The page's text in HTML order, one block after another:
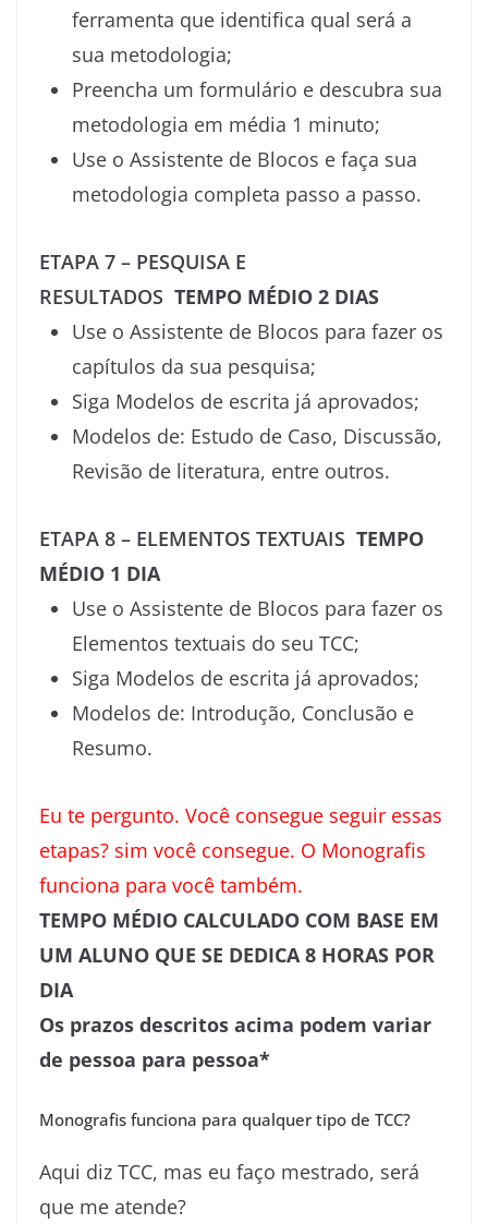
ferramenta que identifica qual será a
sua metodologia;
Preencha um formulário e descubra sua
metodologia em média 1 minuto;
Use o Assistente de Blocos e faça sua
metodologia completa passo a passo.
ETAPA 7 – PESQUISA E
RESULTADOS TEMPO MÉDIO 2 DIAS
Use o Assistente de Blocos para fazer os
capítulos da sua pesquisa;
Siga Modelos de escrita já aprovados;
Modelos de: Estudo de Caso, Discussão,
Revisão de literatura, entre outros.
ETAPA 8 – ELEMENTOS TEXTUAIS TEMPO
MÉDIO 1 DIA
Use o Assistente de Blocos para fazer os
Elementos textuais do seu TCC;
Siga Modelos de escrita já aprovados;
Modelos de: Introdução, Conclusão e
Resumo.
Eu te pergunto. Você consegue seguir essas
etapas? sim você consegue. O Monografis
funciona para você também.
TEMPO MÉDIO CALCULADO COM BASE EM
UM ALUNO QUE SE DEDICA 8 HORAS POR
DIA
Os prazos descritos acima podem variar
de pessoa para pessoa*
Monografis funciona para qualquer tipo de TCC?
Aqui diz TCC, mas eu faço mestrado, será
que me atende?